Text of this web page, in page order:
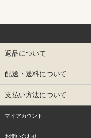
返品について
配送・送料について
支払い方法について
マイアカウント
お問い合わせ